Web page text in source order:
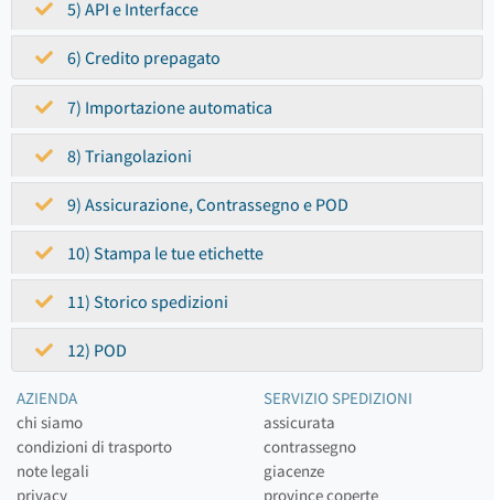
5) API e Interfacce
6) Credito prepagato
7) Importazione automatica
8) Triangolazioni
9) Assicurazione, Contrassegno e POD
10) Stampa le tue etichette
11) Storico spedizioni
12) POD
AZIENDA
chi siamo
condizioni di trasporto
note legali
privacy
SERVIZIO SPEDIZIONI
assicurata
contrassegno
giacenze
province coperte